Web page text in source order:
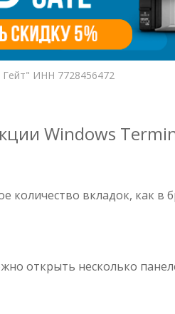
ИНН 7728456472
Windows
количество вкладок, как в
открыть несколько